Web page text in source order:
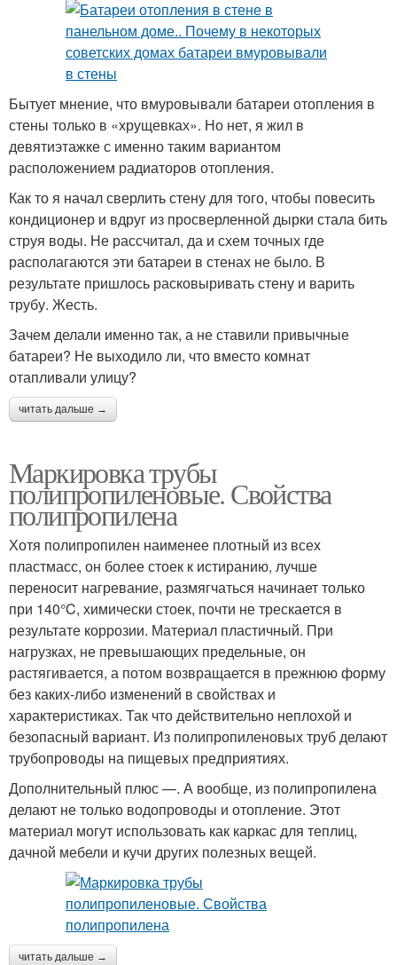
Бытует мнение, что вмуровывали батареи отопления в
стены только в «хрущевках». Но нет, я жил в
девятиэтажке с именно таким вариантом
расположением радиаторов отопления.
Как то я начал сверлить стену для того, чтобы повесить
кондиционер и вдруг из просверленной дырки стала бить
струя воды. Не рассчитал, да и схем точных где
располагаются эти батареи в стенах не было. В
результате пришлось расковыривать стену и варить
трубу. Жесть.
Зачем делали именно так, а не ставили привычные
батареи? Не выходило ли, что вместо комнат
отапливали улицу?
читать дальше →
Маркировка трубы
полипропиленовые. Свойства
полипропилена
Хотя полипропилен наименее плотный из всех
пластмасс, он более стоек к истиранию, лучше
переносит нагревание, размягчаться начинает только
при 140°C, химически стоек, почти не трескается в
результате коррозии. Материал пластичный. При
нагрузках, не превышающих предельные, он
растягивается, а потом возвращается в прежнюю форму
без каких-либо изменений в свойствах и
характеристиках. Так что действительно неплохой и
безопасный вариант. Из полипропиленовых труб делают
трубопроводы на пищевых предприятиях.
Дополнительный плюс —. А вообще, из полипропилена
делают не только водопроводы и отопление. Этот
материал могут использовать как каркас для теплиц,
дачной мебели и кучи других полезных вещей.
читать дальше →